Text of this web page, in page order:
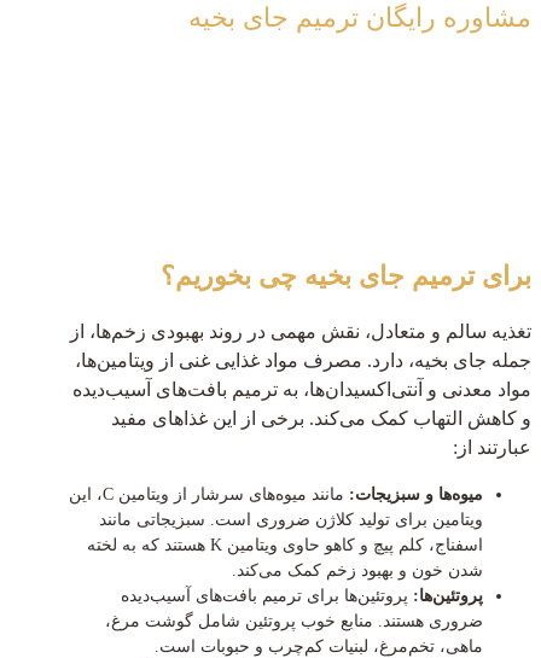
مشاوره رایگان ترمیم جای بخیه
برای ترمیم جای بخیه چی بخوریم؟
تغذیه سالم و متعادل، نقش مهمی در روند بهبودی زخم‌ها، از
جمله جای بخیه، دارد. مصرف مواد غذایی غنی از ویتامین‌ها،
مواد معدنی و آنتی‌اکسیدان‌ها، به ترمیم بافت‌های آسیب‌دیده
و کاهش التهاب کمک می‌کند. برخی از این غذاهای مفید
عبارتند از:
میوه‌ها و سبزیجات:
مانند میوه‌های سرشار از ویتامین C، این
ویتامین برای تولید کلاژن ضروری است. سبزیجاتی مانند
اسفناج، کلم پیچ و کاهو حاوی ویتامین K هستند که به لخته
شدن خون و بهبود زخم کمک می‌کند.
پروتئین‌ها: پروتئین‌ها برای ترمیم بافت‌های آسیب‌دیده
ضروری هستند. منابع خوب پروتئین شامل گوشت مرغ،
ماهی، تخم‌مرغ، لبنیات کم‌چرب و حبوبات است.